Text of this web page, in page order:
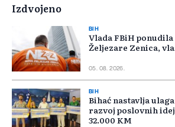
Izdvojeno
BIH
Vlada FBiH ponudila
Željezare Zenica,
05. 08. 2026.
BIH
Bihać nastavlja
razvoj poslovnih
32.000 KM